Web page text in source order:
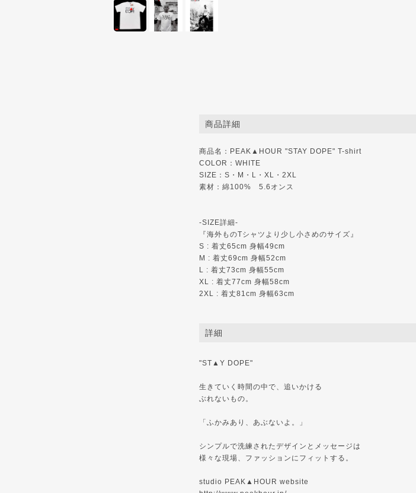
商品詳細
商品名：PEAK▲HOUR "STAY DOPE" T-shirt
COLOR：WHITE
SIZE：S・M・L・XL・2XL
素材：綿100% 5.6オンス
-SIZE詳細-
『海外ものTシャツより少し小さめのサイズ』
S : 着丈65cm 身幅49cm
M : 着丈69cm 身幅52cm
L : 着丈73cm 身幅55cm
XL : 着丈77cm 身幅58cm
2XL : 着丈81cm 身幅63cm
詳細
"ST▲Y DOPE"
生きていく時間の中で、追いかける
ぶれないもの。
「ふかみあり、あぶないよ。」
シンプルで洗練されたデザインとメッセージは
様々な現場、ファッションにフィットする。
studio PEAK▲HOUR website